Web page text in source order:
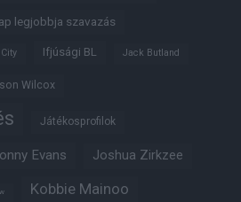
legjobbja szavazás
Ifjúsági BL Jack Butland
Wilcox
Játékosprofilok
Evans Joshua Zirkzee
Kobbie Mainoo